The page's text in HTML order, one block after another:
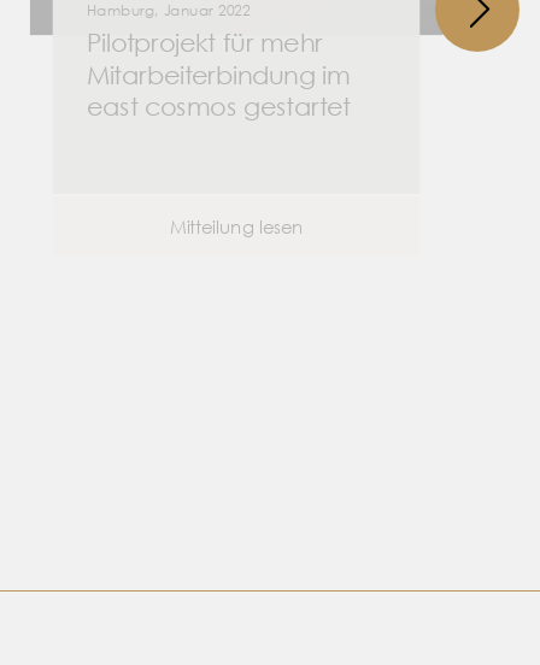
Hamburg, Januar 2022
Pilotprojekt für mehr
Mitarbeiterbindung im
east cosmos gestartet
Mitteilung lesen